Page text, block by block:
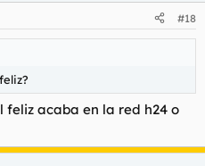
#18
acaba en la red h24 o